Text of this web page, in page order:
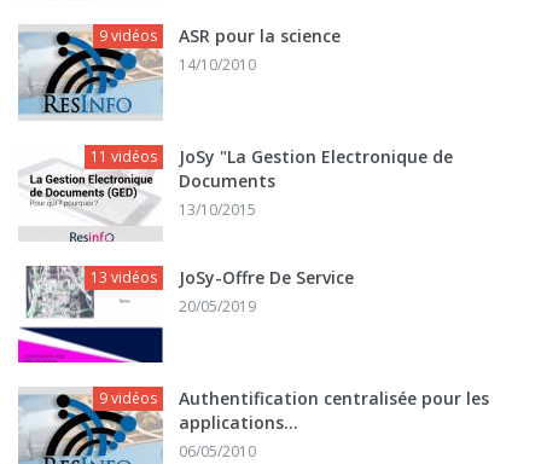
9 vidéos ASR pour la science
14/10/2010
11 vidéos
JoSy "La Gestion Electronique de
Documents
13/10/2015
13 vidéos JoSy-Offre De Service
20/05/2019
9 vidéos
Authentification centralisée pour les
applications...
06/05/2010